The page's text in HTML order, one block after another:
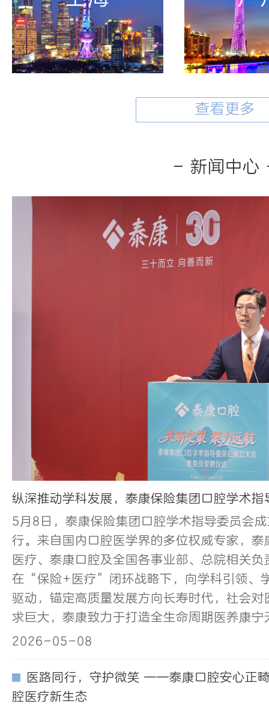
查看更多
- 新闻中
纵深推动学科发展，泰康保险集团口腔学术指
5月8日，泰康保险集团口腔学术指导委员会
行。来自国内口腔医学界的多位权威专家，
医疗、泰康口腔及全国各事业部、总院相关
在“保险+医疗”闭环战略下，向学科引领、
驱动，锚定高质量发展方向长寿时代，社会
求巨大，泰康致力于打造全生命周期医养康
2026-05-08
医路同行，守护微笑 ——泰康口腔安心正
腔医疗新生态